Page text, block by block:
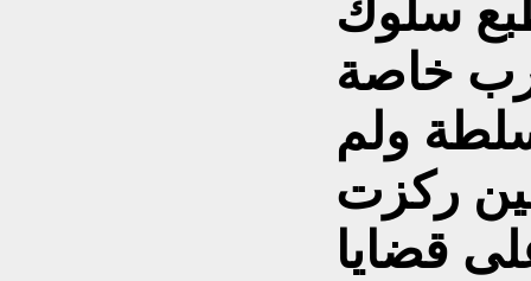
سلوك
خاصة
ولم
ركزت
قضايا